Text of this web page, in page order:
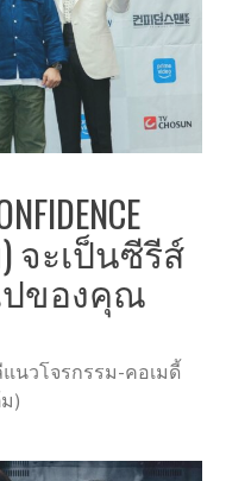
จะเป็นซีรีส์
ปของคุณ
นวโจรกรรม-คอเมดี้
)